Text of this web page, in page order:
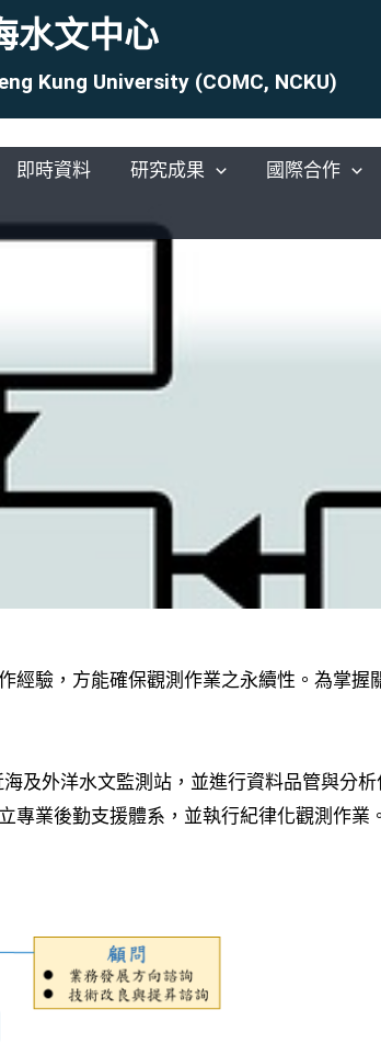
即時資料 研究成果 國際合作
水文中心
Kung University (COMC, NCKU)
驗，方能確保觀測作業之永續性。為掌握
及外洋水文監測站，並進行資料品管與分
業後勤支援體系，並執行紀律化觀測作業